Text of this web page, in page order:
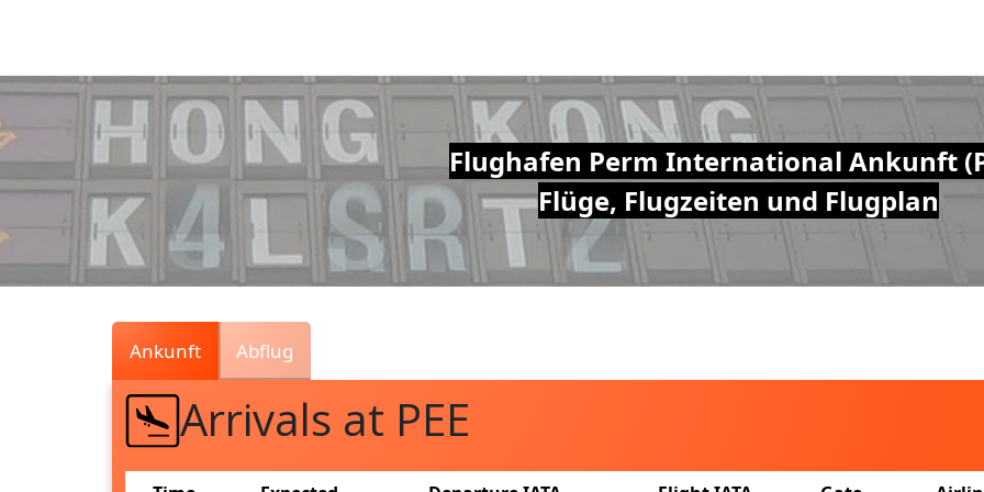
Traffic
Live
Flughafen Perm International Ankunft
Flüge, Flugzeiten und Flugplan
Ankunft Abflug
Arrivals at PEE